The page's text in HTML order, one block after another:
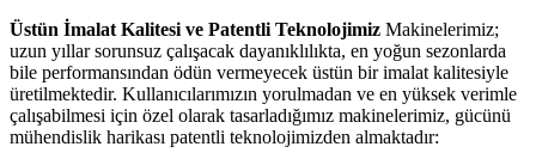
Üstün İmalat Kalitesi ve Patentli Teknolojimiz Makinelerimiz;
uzun yıllar sorunsuz çalışacak dayanıklılıkta, en yoğun sezonlarda
bile performansından ödün vermeyecek üstün bir imalat kalitesiyle
üretilmektedir. Kullanıcılarımızın yorulmadan ve en yüksek verimle
çalışabilmesi için özel olarak tasarladığımız makinelerimiz, gücünü
mühendislik harikası patentli teknolojimizden almaktadır: